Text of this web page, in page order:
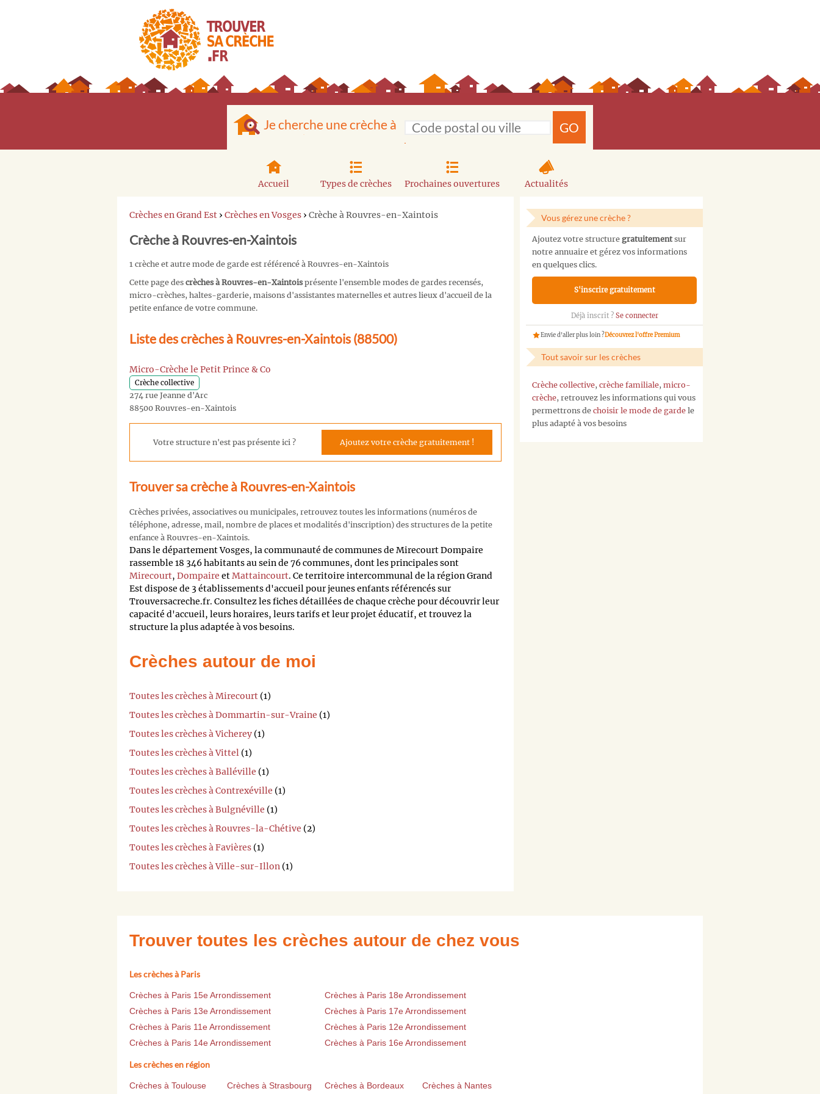
Je cherche une crèche à GO
Accueil Types de crèches Prochaines ouvertures Actualités
Crèches en Grand Est › Crèches en Vosges › Crèche à Rouvres-en-Xaintois
Crèche à Rouvres-en-Xaintois
1 crèche et autre mode de garde est référencé à Rouvres-en-Xaintois
Cette page des crèches à Rouvres-en-Xaintoisprésente l'ensemble modes de gardes recensés,
micro-crèches, haltes-garderie, maisons d'assistantes maternelles et autres lieux d'accueil de la
petite enfance de votre commune.
Liste des crèches à Rouvres-en-Xaintois (88500)
Micro-Crèche le Petit Prince & Co
Crèche collective
274 rue Jeanne d'Arc
88500 Rouvres-en-Xaintois
Votre structure n'est pas présente ici ? Ajoutez votre crèche gratuitement !
Trouver sa crèche à Rouvres-en-Xaintois
Crèches privées, associatives ou municipales, retrouvez toutes les informations (numéros de
téléphone, adresse, mail, nombre de places et modalités d'inscription) des structures de la petite
enfance à Rouvres-en-Xaintois.
Dans le département Vosges, la communauté de communes de Mirecourt Dompaire
rassemble 18 346 habitants au sein de 76 communes, dont les principales sont
Mirecourt, Dompaire etMattaincourt. Ce territoire intercommunal de la région Grand
Est dispose de 3 établissements d'accueil pour jeunes enfants référencés sur
Trouversacreche.fr. Consultez les fiches détaillées de chaque crèche pour découvrir leur
capacité d'accueil, leurs horaires, leurs tarifs et leur projet éducatif, et trouvez la
structure la plus adaptée à vos besoins.
Crèches autour de moi
Toutes les crèches à Mirecourt (1)
Toutes les crèches à Dommartin-sur-Vraine (1)
Toutes les crèches à Vicherey (1)
Toutes les crèches à Vittel (1)
Toutes les crèches à Balléville (1)
Toutes les crèches à Contrexéville (1)
Toutes les crèches à Bulgnéville (1)
Toutes les crèches à Rouvres-la-Chétive (2)
Toutes les crèches à Favières (1)
Toutes les crèches à Ville-sur-Illon (1)
Vous gérez une crèche ?
Ajoutez votre structure gratuitementsur
notre annuaire et gérez vos informations
en quelques clics.
S'inscrire gratuitement
Déjà inscrit ? Se connecter
Envie d'aller plus loin ?Découvrez l'offre Premium
Tout savoir sur les crèches
Crèche collective, crèche familiale, micro-
crèche, retrouvez les informations qui vous
permettrons de choisir le mode de garde le
plus adapté à vos besoins
Trouver toutes les crèches autour de chez vous
Les crèches à Paris
Crèches à Paris 15e Arrondissement
Crèches à Paris 18e Arrondissement
Crèches à Paris 13e Arrondissement
Crèches à Paris 17e Arrondissement
Crèches à Paris 11e Arrondissement
Crèches à Paris 12e Arrondissement
Crèches à Paris 14e Arrondissement
Crèches à Paris 16e Arrondissement
Les crèches en région
Crèches à Toulouse Crèches à Strasbourg Crèches à Bordeaux
Crèches à Nantes